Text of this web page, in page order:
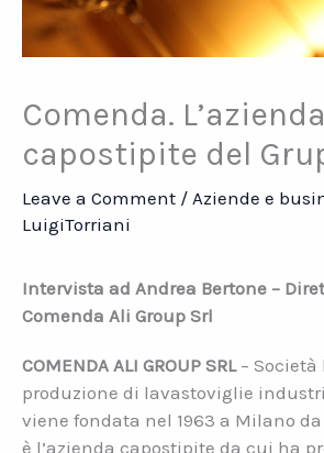
Comenda. L’azienda
capostipite del
Leave a Comment / Aziende e
LuigiTorriani
Intervista ad Andrea Bertone –
Comenda Ali Group Srl
COMENDA ALI GROUP SRL– Società
produzione di lavastoviglie
viene fondata nel 1963 a Milano
è l’azienda capostipite da cui ha